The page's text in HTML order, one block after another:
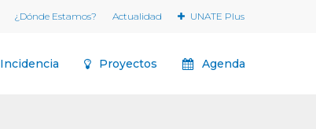
¿Dónde Estamos? Actualidad UNATE Plus
Incidencia Proyectos Agenda